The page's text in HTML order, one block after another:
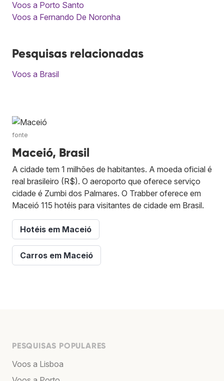
Voos a Porto Santo
Voos a Fernando De Noronha
Pesquisas relacionadas
Voos a Brasil
fonte
Maceió, Brasil
A cidade tem 1 milhões de habitantes. A moeda oficial é
real brasileiro (R$). O aeroporto que oferece serviço
cidade é Zumbi dos Palmares. O Trabber oferece em
Maceió 115 hotéis para visitantes de cidade em Brasil.
Hotéis em Maceió
Carros em Maceió
PESQUISAS POPULARES
Voos a Lisboa